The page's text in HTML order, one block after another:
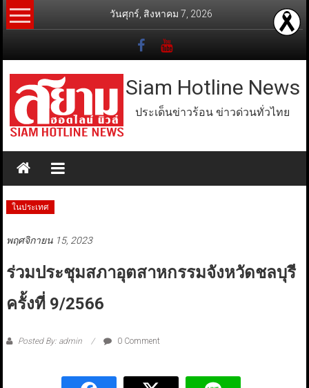
Skip
to
วันศุกร์, สิงหาคม 7, 2026
Siam Hotline News
ประเด็นข่าวร้อน ข่าวด่วนทั่วไทย
ในประเทศ
พฤศจิกายน 15, 2023
ร่วมประชุมสภาอุตสาหกรรมจังหวัดชลบุรี
ครั้งที่ 9/2566
Posted By: admin 0 Comment